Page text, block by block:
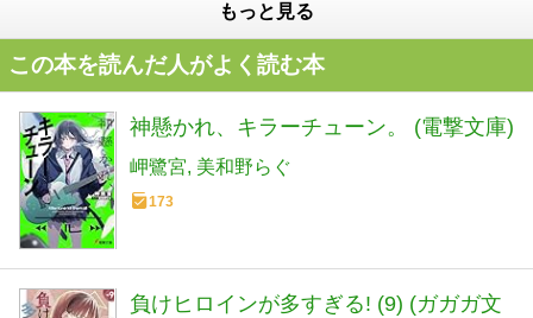
もっと見る
この本を読んだ人がよく読む本
神懸かれ、キラーチューン。 (電撃文庫)
岬鷺宮 美和野らぐ
173
負けヒロインが多すぎる! (9) (ガガガ文